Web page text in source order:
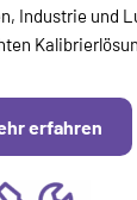
Industrie und
erfahren